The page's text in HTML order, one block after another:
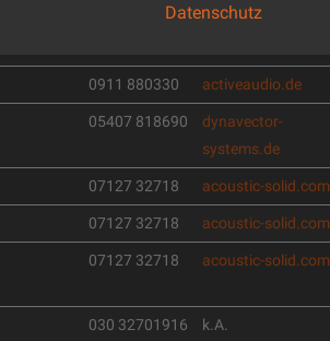
030 4614874 applied-
0911 880330 activeaudio.de
05407 818690
dynavector-
systems.de
07127 32718 acoustic-solid.com
07127 32718 acoustic-solid.com
07127 32718 acoustic-solid.com
030 32701916 k.A.
Datenschutz